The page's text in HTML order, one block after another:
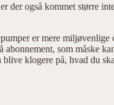
også kommet større
er mere
som måske
blive klogere på, hvad du